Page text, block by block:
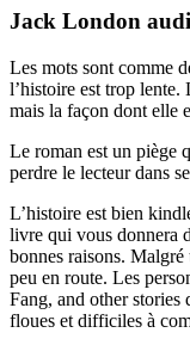
Jack London
Les mots sont comme
l’histoire est trop lente.
mais la façon dont elle
Le roman est un piège
perdre le lecteur dans
L’histoire est bien
livre qui vous donnera
bonnes raisons. Malgré
peu en route. Les
Fang, and other stories
floues et difficiles à